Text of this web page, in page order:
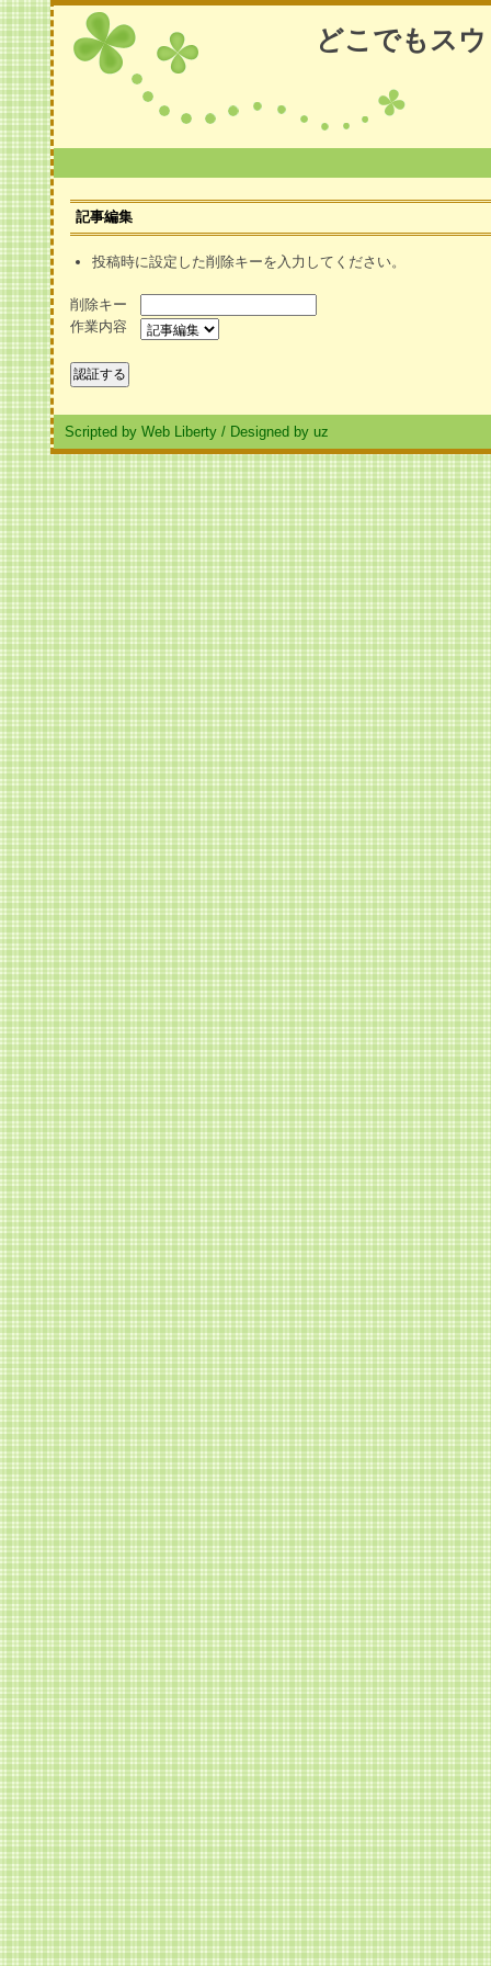
どこでもス
記事編集
投稿時に設定した削除キーを入力してください。
削除キー
作業内容
Scripted by Web Liberty / Designed by uz